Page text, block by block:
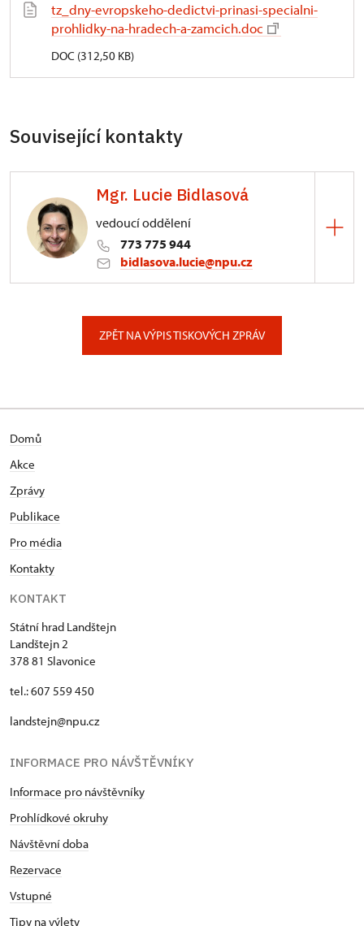
tz_dny-evropskeho-dedictvi-prinasi-specialni-
prohlidky-na-hradech-a-zamcich.doc
DOC (312,50 KB)
Související kontakty
Mgr. Lucie Bidlasová
vedoucí oddělení
773 775 944
bidlasova.lucie@npu.cz
ZPĚT NA VÝPIS TISKOVÝCH ZPRÁV
Domů
Akce
Zprávy
Publikace
Pro média
Kontakty
KONTAKT
Státní hrad Landštejn
Landštejn 2
378 81 Slavonice
tel.: 607 559 450
landstejn@npu.cz
INFORMACE PRO NÁVŠTĚVNÍKY
Informace pro návštěvníky
Prohlídkové okruhy
Návštěvní doba
Rezervace
Vstupné
Tipy na výlety